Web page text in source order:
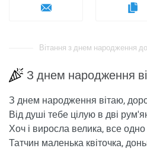
Вітання з днем ​​народження
З днем ​​народження
З днем ​​народження вітаю,
Від душі тебе цілую в дві
Хоч і виросла велика, все
Татчин маленька квіточка,